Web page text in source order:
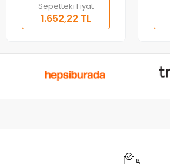
Sepetteki Fiyat
1.652,22 TL